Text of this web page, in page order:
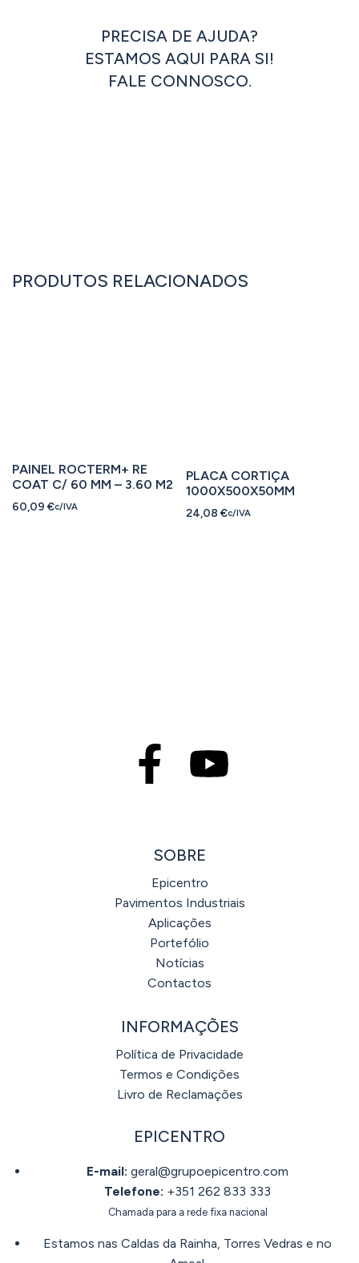
PRECISA DE AJUDA?
ESTAMOS AQUI PARA SI!
FALE CONNOSCO.
PRODUTOS RELACIONADOS
PAINEL ROCTERM+ RE
COAT C/ 60 MM – 3.60 M2
60,09 €c/IVA
PLACA CORTIÇA
1000X500X50MM
24,08 €c/IVA
SOBRE
Epicentro
Pavimentos Industriais
Aplicações
Portefólio
Notícias
Contactos
INFORMAÇÕES
Política de Privacidade
Termos e Condições
Livro de Reclamações
EPICENTRO
E-mail: geral@grupoepicentro.com
Telefone: +351 262 833 333
Chamada para a rede fixa nacional
Estamos nas Caldas da Rainha, Torres Vedras e no